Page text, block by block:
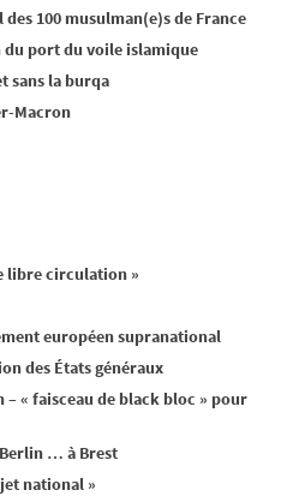
100 musulman(e)s de France
port du voile islamique
sans la burqa
Macron
libre circulation »
européen supranational
des États généraux
« faisceau de black bloc » pour
… à Brest
national »